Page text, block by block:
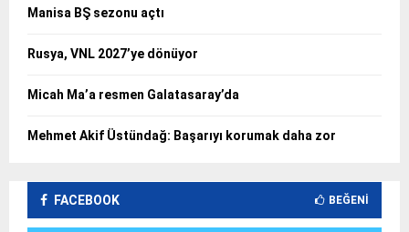
Manisa BŞ sezonu açtı
Rusya, VNL 2027’ye dönüyor
Micah Ma’a resmen Galatasaray’da
Mehmet Akif Üstündağ: Başarıyı korumak daha zor
FACEBOOK BEĞENI